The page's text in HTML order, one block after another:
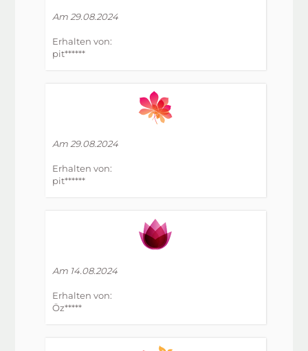
Am 29.08.2024
Erhalten von:
pit******
Am 29.08.2024
Erhalten von:
pit******
Am 14.08.2024
Erhalten von:
Öz*****